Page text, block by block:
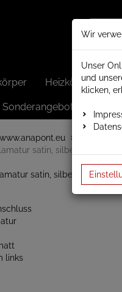
Heizkörper
Sonderangebote
www.anapont.eu
satin, silber/matt Eck…
Wir
Unser
und
klicken,